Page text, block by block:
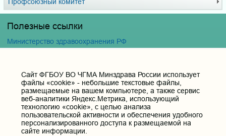
Полезные ссылки
Министерство здравоохранения РФ
Министерство науки и высшего образования РФ
Министерство просвещения Российской Федерации
Единая коллекция цифровых образовательных ресурсов
ФГБОУ ВО "Пензенский государственный университет"
Кафедра терапия
Cайт ФГБОУ ВО ЧГМА Минздрава России использует
файлы «cookie» - небольшие текстовые файлы,
размещаемые на вашем компьютере, а также сервис
веб-аналитики Яндекс.Метрика, использующий
технологию «cookie», с целью анализа
пользовательской активности и обеспечения удобного
персонализированного доступа к размещаемой на
сайте информации.